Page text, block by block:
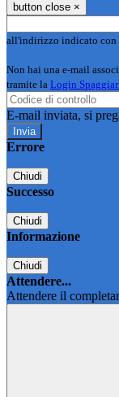
button close ×
all'indirizzo indicato con
Non hai una e-mail
tramite la Login
E-mail inviata, si
Errore
Chiudi
Successo
Chiudi
Informazione
Chiudi
Attendere...
Attendere il